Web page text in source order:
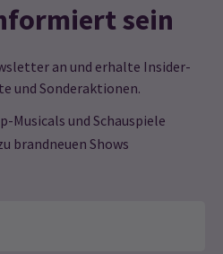
sein
an und erhalte Insider-
und Sonderaktionen.
Musicals und Schauspiele
brandneuen Shows